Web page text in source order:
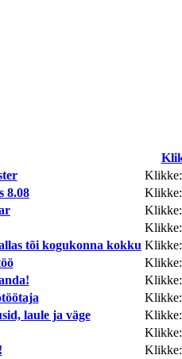
8.08
Klikke:
tõi kogukonna kokku Klikke:
laule ja väge
Klikke:
Klikke: